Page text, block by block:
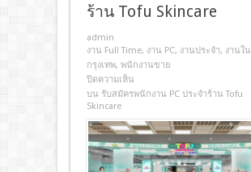
ร้าน Tofu Skincare
admin
งาน Full Time, งาน PC, งานประจํา, งานใน
กรุงเทพ, พนักงานขาย
ปิดความเห็น
บน รับสมัครพนักงาน PC ประจำร้าน Tofu
Skincare